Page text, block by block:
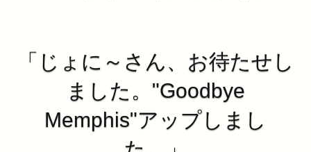
「じょに～さん、お待たせし
ました。"Goodbye
Memphis"アップしまし